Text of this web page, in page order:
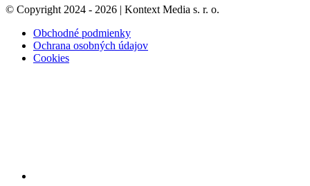
© Copyright 2024 - 2026 | Kontext Media s. r. o.
Obchodné podmienky
Ochrana osobných údajov
Cookies